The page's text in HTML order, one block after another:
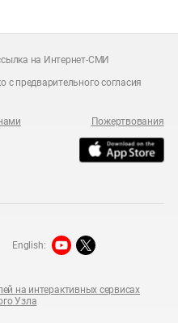
на Интернет-СМИ
предварительного согласия
Пожертвования
на интерактивных сервисах
Узла
English: